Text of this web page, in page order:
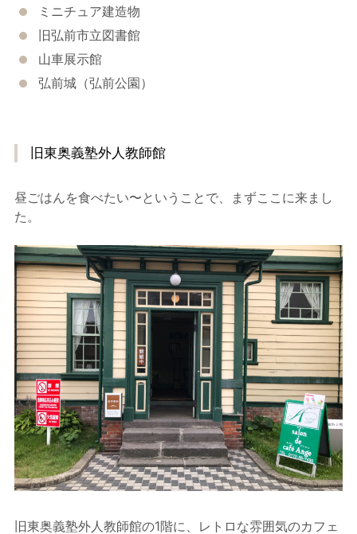
ミニチュア建造物
旧弘前市立図書館
山車展示館
弘前城（弘前公園）
旧東奥義塾外人教師館
昼ごはんを食べたい〜ということで、まずここに来まし
た。
旧東奥義塾外人教師館の1階に、レトロな雰囲気のカフェ